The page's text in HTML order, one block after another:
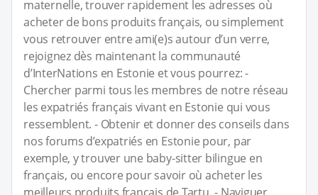
maternelle, trouver rapidement les adresses où
acheter de bons produits français, ou simplement
vous retrouver entre ami(e)s autour d’un verre,
rejoignez dès maintenant la communauté
d’InterNations en Estonie et vous pourrez: -
Chercher parmi tous les membres de notre réseau
les expatriés français vivant en Estonie qui vous
ressemblent. - Obtenir et donner des conseils dans
nos forums d’expatriés en Estonie pour, par
exemple, y trouver une baby-sitter bilingue en
français, ou encore pour savoir où acheter les